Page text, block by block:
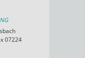
07224